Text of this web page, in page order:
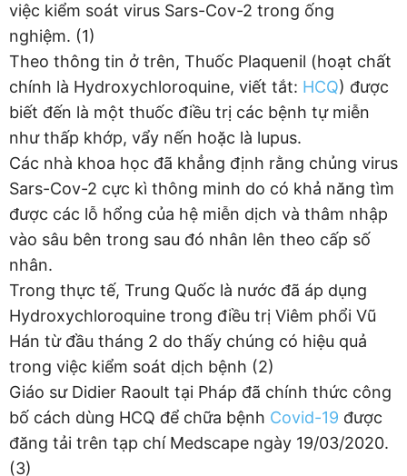
việc kiểm soát virus Sars-Cov-2 trong ống
nghiệm. (1)
Theo thông tin ở trên, Thuốc Plaquenil (hoạt chất
chính là Hydroxychloroquine, viết tắt: HCQ) được
biết đến là một thuốc điều trị các bệnh tự miễn
như thấp khớp, vẩy nến hoặc là lupus.
Các nhà khoa học đã khẳng định rằng chủng virus
Sars-Cov-2 cực kì thông minh do có khả năng tìm
được các lỗ hổng của hệ miễn dịch và thâm nhập
vào sâu bên trong sau đó nhân lên theo cấp số
nhân.
Trong thực tế, Trung Quốc là nước đã áp dụng
Hydroxychloroquine trong điều trị Viêm phổi Vũ
Hán từ đầu tháng 2 do thấy chúng có hiệu quả
trong việc kiểm soát dịch bệnh (2)
Giáo sư Didier Raoult tại Pháp đã chính thức công
bố cách dùng HCQ để chữa bệnh Covid-19 được
đăng tải trên tạp chí Medscape ngày 19/03/2020.
(3)